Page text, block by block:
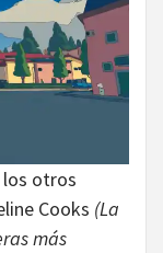
los otros
Cooks (La
más